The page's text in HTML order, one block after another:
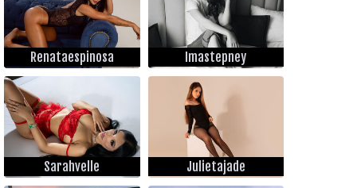
Renataespinosa Imastepney
Sarahvelle Julietajade